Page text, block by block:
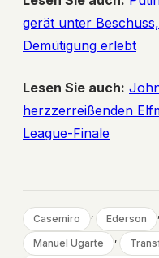
gerät unter
Demütigung erlebt
Lesen Sie auch:
herzzerreißenden
League-Finale
Casemiro , Ederson ,
Manuel Ugarte ,